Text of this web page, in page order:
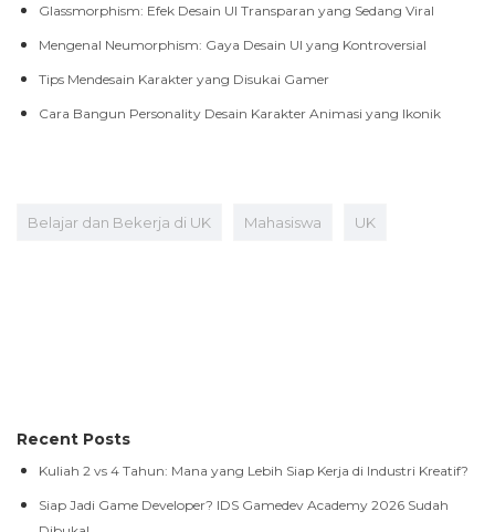
Glassmorphism: Efek Desain UI Transparan yang Sedang Viral
Mengenal Neumorphism: Gaya Desain UI yang Kontroversial
Tips Mendesain Karakter yang Disukai Gamer
Cara Bangun Personality Desain Karakter Animasi yang Ikonik
Belajar dan Bekerja di UK Mahasiswa UK
Recent Posts
Kuliah 2 vs 4 Tahun: Mana yang Lebih Siap Kerja di Industri Kreatif?
Siap Jadi Game Developer? IDS Gamedev Academy 2026 Sudah